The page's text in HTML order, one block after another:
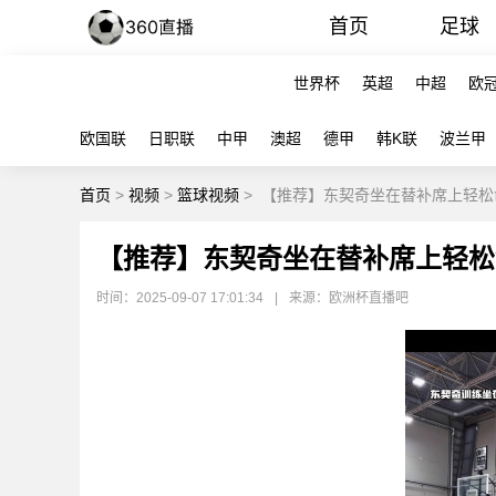
首页 足球
世界杯 英超 中超 欧
欧国联 日职联 中甲 澳超 德甲 韩K联 波兰甲
首页 > 视频 > 篮球视频 > 【推荐】东契奇坐在替补席上轻
【推荐】东契奇坐在替补席上轻
时间：2025-09-07 17:01:34 来源：欧洲杯直播吧